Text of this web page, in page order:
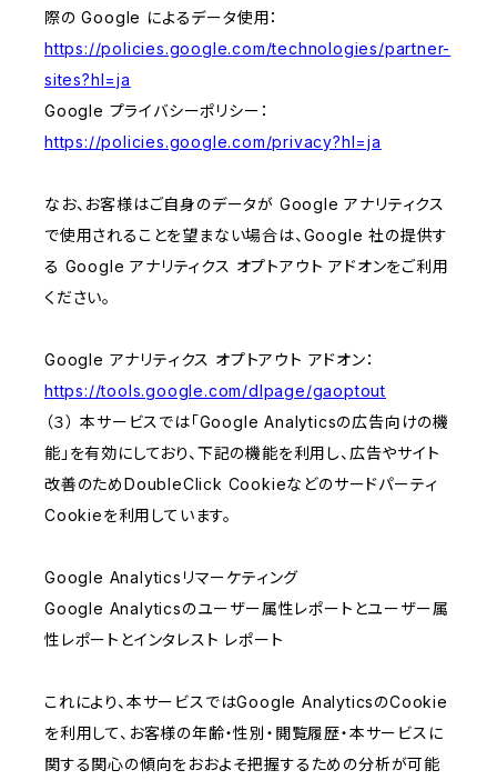
際の Google によるデータ使用：
https://policies.google.com/technologies/partner-
sites?hl=ja
Google プライバシーポリシー：
https://policies.google.com/privacy?hl=ja
なお、お客様はご自身のデータが Google アナリティクス
で使用されることを望まない場合は、Google 社の提供す
る Google アナリティクス オプトアウト アドオンをご利用
ください。
Google アナリティクス オプトアウト アドオン：
https://tools.google.com/dlpage/gaoptout
（３） 本サービスでは「Google Analyticsの広告向けの機
能」を有効にしており、下記の機能を利用し、広告やサイト
改善のためDoubleClick Cookieなどのサードパーティ
Cookieを利用しています。
Google Analyticsリマーケティング
Google Analyticsのユーザー属性レポートとユーザー属
性レポートとインタレスト レポート
これにより、本サービスではGoogle AnalyticsのCookie
を利用して、お客様の年齢・性別・閲覧履歴・本サービスに
関する関心の傾向をおおよそ把握するための分析が可能